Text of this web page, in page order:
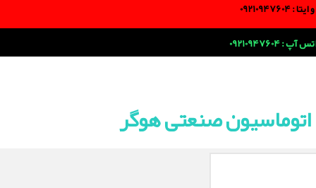
09210947604
اتوماسیون صنعتی هوگر